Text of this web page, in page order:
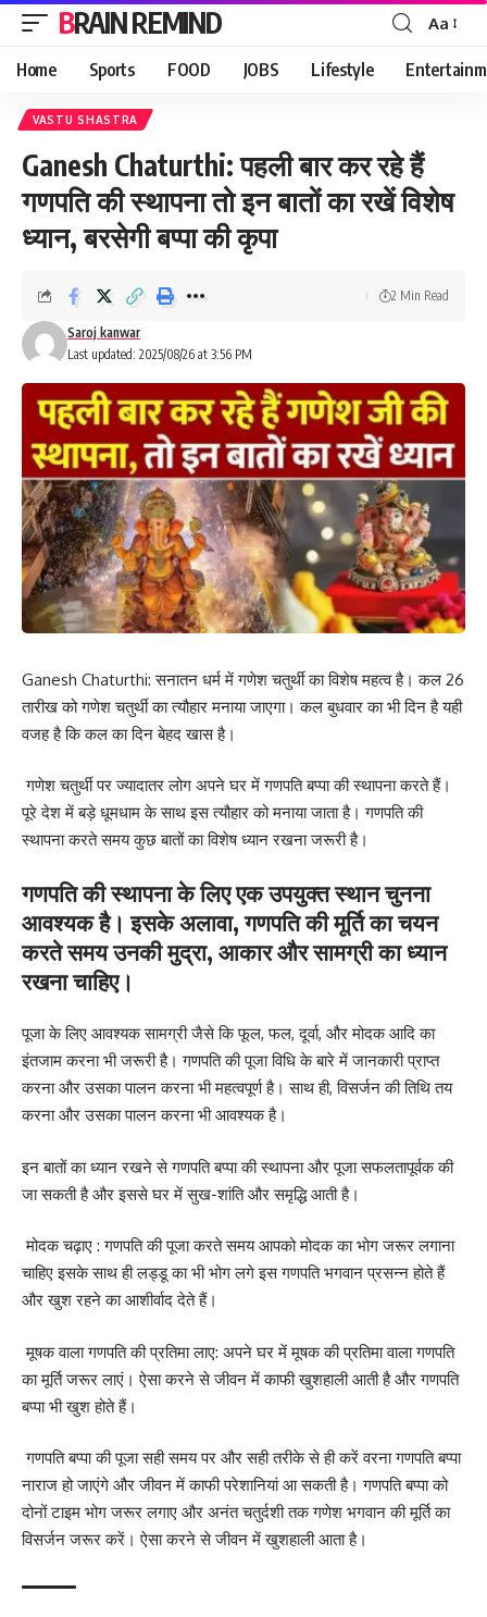
BRAIN REMIND
Font
Resizer
Aa
Home Sports FOOD JOBS Lifestyle
VASTU SHASTRA
Ganesh Chaturthi: पहली बार कर रहे हैं
गणपति की स्थापना तो इन बातों का रखें विशेष
ध्यान, बरसेगी बप्पा की कृपा
Last updated: 2025/08/26 at 3:56 PM
Saroj kanwar
2 Min Read
Ganesh Chaturthi: सनातन धर्म में गणेश चतुर्थी का विशेष महत्व है। कल 26
तारीख को गणेश चतुर्थी का त्यौहार मनाया जाएगा। कल बुधवार का भी दिन है यही
वजह है कि कल का दिन बेहद खास है।
गणेश चतुर्थी पर ज्यादातर लोग अपने घर में गणपति बप्पा की स्थापना करते हैं।
पूरे देश में बड़े धूमधाम के साथ इस त्यौहार को मनाया जाता है। गणपति की
स्थापना करते समय कुछ बातों का विशेष ध्यान रखना जरूरी है।
गणपति की स्थापना के लिए एक उपयुक्त स्थान चुनना
आवश्यक है। इसके अलावा, गणपति की मूर्ति का चयन
करते समय उनकी मुद्रा, आकार और सामग्री का ध्यान
रखना चाहिए।
पूजा के लिए आवश्यक सामग्री जैसे कि फूल, फल, दूर्वा, और मोदक आदि का
इंतजाम करना भी जरूरी है। गणपति की पूजा विधि के बारे में जानकारी प्राप्त
करना और उसका पालन करना भी महत्वपूर्ण है। साथ ही, विसर्जन की तिथि तय
करना और उसका पालन करना भी आवश्यक है।
इन बातों का ध्यान रखने से गणपति बप्पा की स्थापना और पूजा सफलतापूर्वक की
जा सकती है और इससे घर में सुख-शांति और समृद्धि आती है।
मोदक चढ़ाए : गणपति की पूजा करते समय आपको मोदक का भोग जरूर लगाना
चाहिए इसके साथ ही लड्डू का भी भोग लगे इस गणपति भगवान प्रसन्न होते हैं
और खुश रहने का आशीर्वाद देते हैं।
मूषक वाला गणपति की प्रतिमा लाए: अपने घर में मूषक की प्रतिमा वाला गणपति
का मूर्ति जरूर लाएं। ऐसा करने से जीवन में काफी खुशहाली आती है और गणपति
बप्पा भी खुश होते हैं।
गणपति बप्पा की पूजा सही समय पर और सही तरीके से ही करें वरना गणपति बप्पा
नाराज हो जाएंगे और जीवन में काफी परेशानियां आ सकती है। गणपति बप्पा को
दोनों टाइम भोग जरूर लगाए और अनंत चतुर्दशी तक गणेश भगवान की मूर्ति का
विसर्जन जरूर करें। ऐसा करने से जीवन में खुशहाली आता है।